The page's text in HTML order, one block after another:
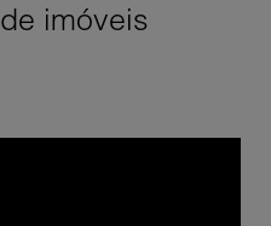
de imóveis